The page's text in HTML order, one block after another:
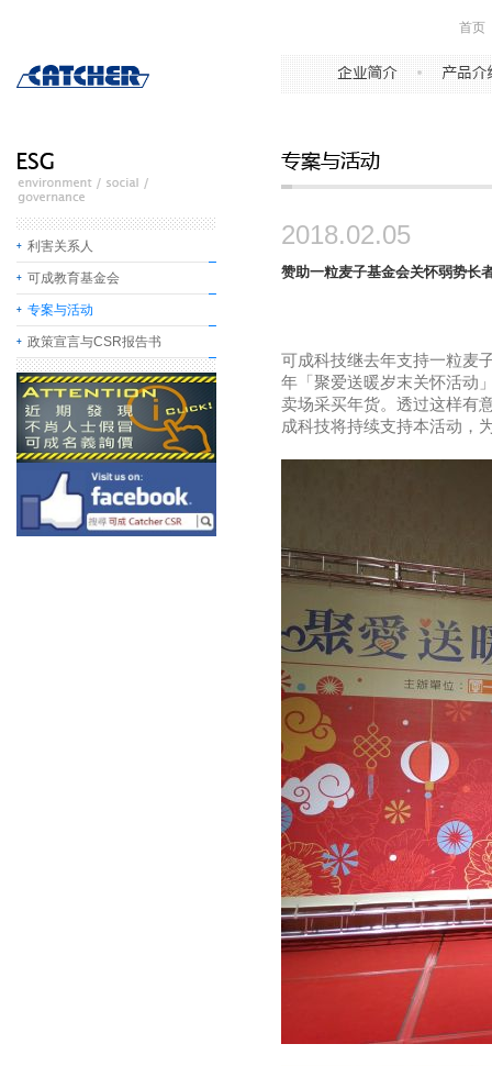
利害关系人
可成教育基金会
专案与活动
政策宣言与CSR报告书
2018.02.05
赞助一粒麦子基金会关怀弱势长
可成科技继去年支持一粒麦
年「聚爱送暖岁末关怀活动
卖场采买年货。透过这样有
成科技将持续支持本活动，
首页